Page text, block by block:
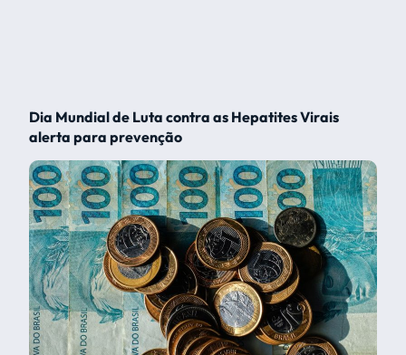
Dia Mundial de Luta contra as Hepatites Virais
alerta para prevenção